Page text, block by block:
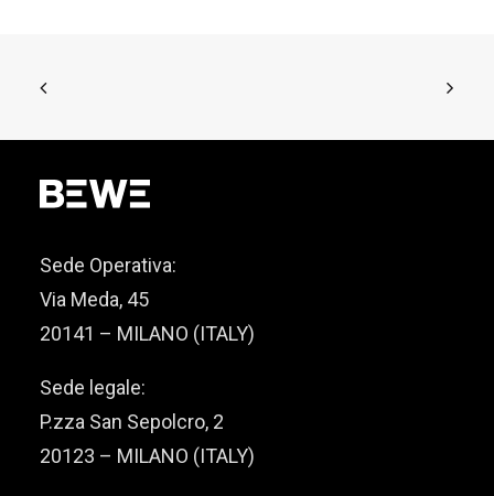
Sede Operativa:
Via Meda, 45
20141 – MILANO (ITALY)
Sede legale:
P.zza San Sepolcro, 2
20123 – MILANO (ITALY)